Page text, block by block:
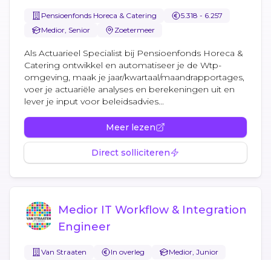
Pensioenfonds Horeca & Catering
5.318 - 6.257
Medior, Senior
Zoetermeer
Als Actuarieel Specialist bij Pensioenfonds Horeca &
Catering ontwikkel en automatiseer je de Wtp-
omgeving, maak je jaar/kwartaal/maandrapportages,
voer je actuariële analyses en berekeningen uit en
lever je input voor beleidsadvies...
Meer lezen
Direct solliciteren
Medior IT Workflow & Integration
Engineer
Van Straaten In overleg
Medior, Junior